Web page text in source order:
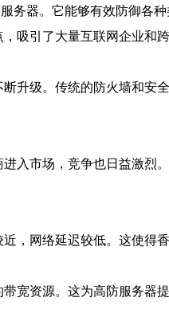
务器。它能够有效防御各
吸引了大量互联网企业和
升级。传统的防火墙和
入市场，竞争也日益激烈
，网络延迟较低。这使得
宽资源。这为高防服务器